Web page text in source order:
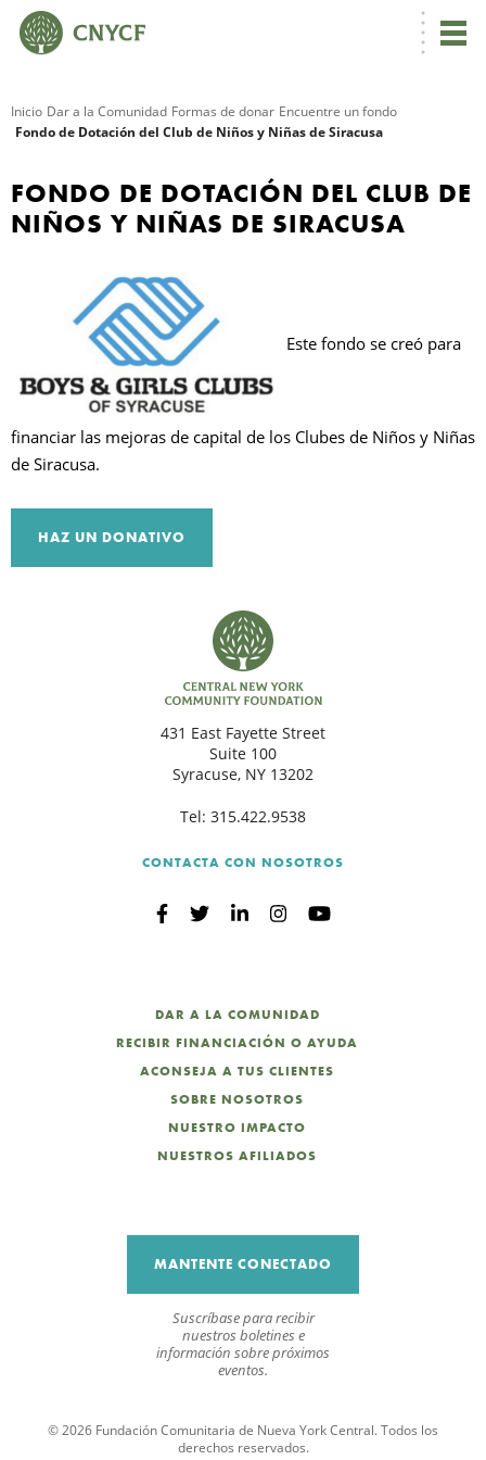
Inicio Dar a la Comunidad Formas de donar Encuentre un fondo
Fondo de Dotación del Club de Niños y Niñas de Siracusa
FONDO DE DOTACIÓN DEL CLUB DE
NIÑOS Y NIÑAS DE SIRACUSA
Este fondo se creó para
financiar las mejoras de capital de los Clubes de Niños y Niñas
de Siracusa.
HAZ UN DONATIVO
431 East Fayette Street
Suite 100
Syracuse, NY 13202
Tel: 315.422.9538
CONTACTA CON NOSOTROS
DAR A LA COMUNIDAD
RECIBIR FINANCIACIÓN O AYUDA
ACONSEJA A TUS CLIENTES
SOBRE NOSOTROS
NUESTRO IMPACTO
NUESTROS AFILIADOS
MANTENTE CONECTADO
Suscríbase para recibir
nuestros boletines e
información sobre próximos
eventos.
© 2026 Fundación Comunitaria de Nueva York Central. Todos los
derechos reservados.